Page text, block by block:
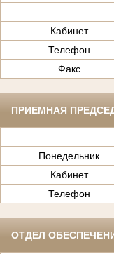
Кабинет
Телефон
Факс
ПРИЕМНАЯ
Понедельник
Кабинет
Телефон
ОТДЕЛ